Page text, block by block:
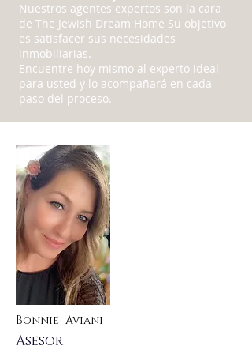
Nuestros agentes expertos son la cara
de The Jewish Dream Home Su objetivo
es satisfacer sus necesidades
inmobiliarias.
Encuentre hoy mismo al experto ideal
para usted y lo acompañará en cada
paso del proceso.
Bonnie Aviani
Asesor